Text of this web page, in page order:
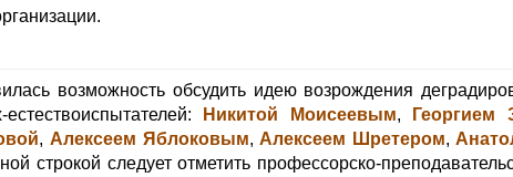
возможность обсудить идею возрождения
Никитой Моисеевым, Георгием
, Алексеем Яблоковым,Алексеем Шретером,
строкой следует отметить профессорско-